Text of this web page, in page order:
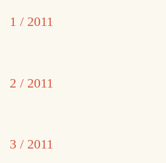
1 / 2011
2 / 2011
3 / 2011